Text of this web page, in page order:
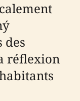
des
réflexion